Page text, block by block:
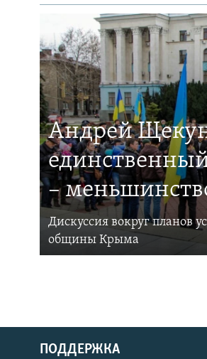
Андрей
–
Дискуссия вокруг планов
общины Крыма
ПОДДЕРЖКА